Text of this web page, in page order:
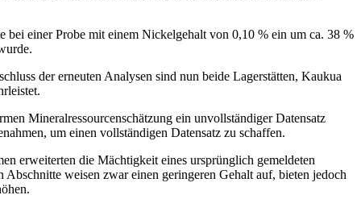
bei einer Probe mit einem Nickelgehalt von 0,10 % ein um ca. 38 %
der erneuten Analysen sind nun beide Lagerstätten, Kaukua
Mineralressourcenschätzung ein unvollständiger Datensatz
um einen vollständigen Datensatz zu schaffen.
erweiterten die Mächtigkeit eines ursprünglich gemeldeten
weisen zwar einen geringeren Gehalt auf, bieten jedoch